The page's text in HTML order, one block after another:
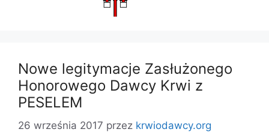
Nowe legitymacje Zasłużonego
Honorowego Dawcy Krwi z
PESELEM
26 września 2017 przez krwiodawcy.org